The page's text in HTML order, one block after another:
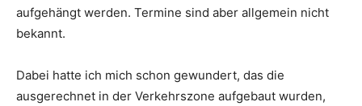
aufgehängt werden. Termine sind aber allgemein nicht
bekannt.
Dabei hatte ich mich schon gewundert, das die
ausgerechnet in der Verkehrszone aufgebaut wurden,